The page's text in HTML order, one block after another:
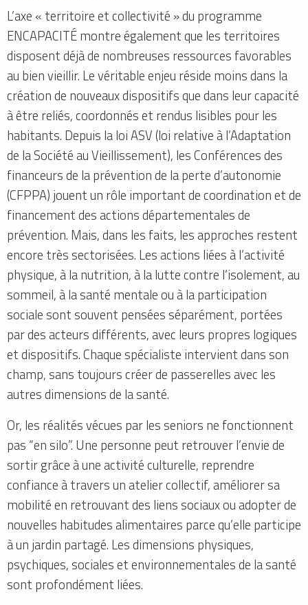
L’axe « territoire et collectivité » du programme
ENCAPACITÉ montre également que les territoires
disposent déjà de nombreuses ressources favorables
au bien vieillir. Le véritable enjeu réside moins dans la
création de nouveaux dispositifs que dans leur capacité
à être reliés, coordonnés et rendus lisibles pour les
habitants. Depuis la loi ASV (loi relative à l’Adaptation
de la Société au Vieillissement), les Conférences des
financeurs de la prévention de la perte d’autonomie
(CFPPA) jouent un rôle important de coordination et de
financement des actions départementales de
prévention. Mais, dans les faits, les approches restent
encore très sectorisées. Les actions liées à l’activité
physique, à la nutrition, à la lutte contre l’isolement, au
sommeil, à la santé mentale ou à la participation
sociale sont souvent pensées séparément, portées
par des acteurs différents, avec leurs propres logiques
et dispositifs. Chaque spécialiste intervient dans son
champ, sans toujours créer de passerelles avec les
autres dimensions de la santé.
Or, les réalités vécues par les seniors ne fonctionnent
pas “en silo”. Une personne peut retrouver l’envie de
sortir grâce à une activité culturelle, reprendre
confiance à travers un atelier collectif, améliorer sa
mobilité en retrouvant des liens sociaux ou adopter de
nouvelles habitudes alimentaires parce qu’elle participe
à un jardin partagé. Les dimensions physiques,
psychiques, sociales et environnementales de la santé
sont profondément liées.